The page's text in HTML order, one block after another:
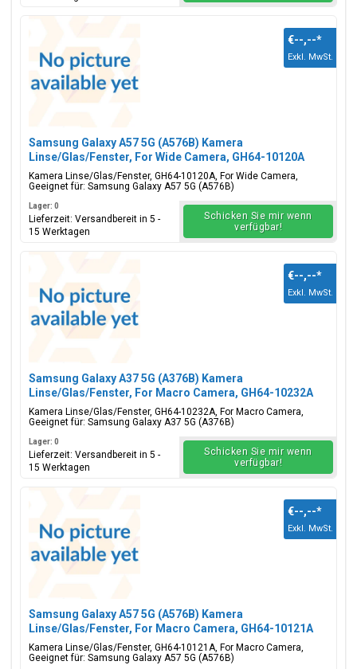
Samsung Galaxy A57 5G (A576B) Kamera
Linse/Glas/Fenster, For Wide Camera, GH64-10120A
Kamera Linse/Glas/Fenster, GH64-10120A, For Wide Camera,
Geeignet für: Samsung Galaxy A57 5G (A576B)
€--,--*
Exkl. MwSt.
Lager: 0
Lieferzeit: Versandbereit in 5 -
15 Werktagen
Schicken Sie mir wenn
verfügbar!
Samsung Galaxy A37 5G (A376B) Kamera
Linse/Glas/Fenster, For Macro Camera, GH64-10232A
Kamera Linse/Glas/Fenster, GH64-10232A, For Macro Camera,
Geeignet für: Samsung Galaxy A37 5G (A376B)
€--,--*
Exkl. MwSt.
Lager: 0
Lieferzeit: Versandbereit in 5 -
15 Werktagen
Schicken Sie mir wenn
verfügbar!
Samsung Galaxy A57 5G (A576B) Kamera
Linse/Glas/Fenster, For Macro Camera, GH64-10121A
Kamera Linse/Glas/Fenster, GH64-10121A, For Macro Camera,
Geeignet für: Samsung Galaxy A57 5G (A576B)
€--,--*
Exkl. MwSt.